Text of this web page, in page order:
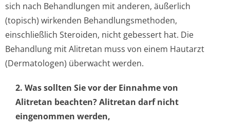
sich nach Behandlungen mit anderen, äußerlich
(topisch) wirkenden Behandlungsmet­hoden,
einschließlich Steroiden, nicht gebessert hat. Die
Behandlung mit Alitretan muss von einem Hautarzt
(Dermatologen) überwacht werden.
2. Was sollten Sie vor der Einnahme von
Alitretan beachten? Alitretan darf nicht
eingenommen werden,